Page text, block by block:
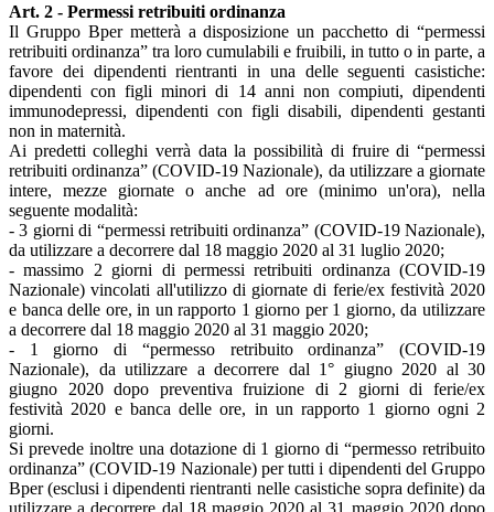
Art. 2 - Permessi retribuiti ordinanza
Il Gruppo Bper metterà a disposizione un pacchetto di “permessi
retribuiti ordinanza” tra loro cumulabili e fruibili, in tutto o in parte, a
favore dei dipendenti rientranti in una delle seguenti casistiche:
dipendenti con figli minori di 14 anni non compiuti, dipendenti
immunodepressi, dipendenti con figli disabili, dipendenti gestanti
non in maternità.
Ai predetti colleghi verrà data la possibilità di fruire di “permessi
retribuiti ordinanza” (COVID-19 Nazionale), da utilizzare a giornate
intere, mezze giornate o anche ad ore (minimo un'ora), nella
seguente modalità:
- 3 giorni di “permessi retribuiti ordinanza” (COVID-19 Nazionale),
da utilizzare a decorrere dal 18 maggio 2020 al 31 luglio 2020;
- massimo 2 giorni di permessi retribuiti ordinanza (COVID-19
Nazionale) vincolati all'utilizzo di giornate di ferie/ex festività 2020
e banca delle ore, in un rapporto 1 giorno per 1 giorno, da utilizzare
a decorrere dal 18 maggio 2020 al 31 maggio 2020;
- 1 giorno di “permesso retribuito ordinanza” (COVID-19
Nazionale), da utilizzare a decorrere dal 1° giugno 2020 al 30
giugno 2020 dopo preventiva fruizione di 2 giorni di ferie/ex
festività 2020 e banca delle ore, in un rapporto 1 giorno ogni 2
giorni.
Si prevede inoltre una dotazione di 1 giorno di “permesso retribuito
ordinanza” (COVID-19 Nazionale) per tutti i dipendenti del Gruppo
Bper (esclusi i dipendenti rientranti nelle casistiche sopra definite) da
utilizzare a decorrere dal 18 maggio 2020 al 31 maggio 2020 dopo